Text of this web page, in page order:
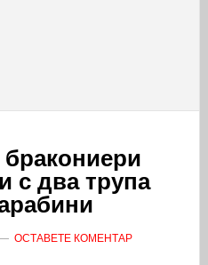
с два трупа
ОСТАВЕТЕ КОМЕНТАР